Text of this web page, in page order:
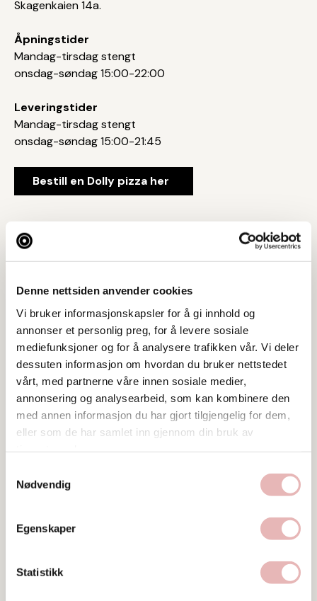
Denne nettsiden anvender cookies
Vi bruker informasjonskapsler for å gi innhold og
annonser et personlig preg, for å levere sosiale
mediefunksjoner og for å analysere trafikken vår. Vi deler
dessuten informasjon om hvordan du bruker nettstedet
vårt, med partnerne våre innen sosiale medier,
annonsering og analysearbeid, som kan kombinere den
med annen informasjon du har gjort tilgjengelig for dem,
eller som de har samlet inn gjennom din bruk av
Nødvendig
Egenskaper
Statistikk
Skagenkaien 14a.
Åpningstider
Mandag-tirsdag stengt
onsdag-søndag 15:00-22:00
Leveringstider
Mandag-tirsdag stengt
onsdag-søndag 15:00-21:45
Bestill en Dolly pizza her
Besøksadresse
Skagenkaien 14a, 4006 STAVANGER
Postadresse
c/o Dolly Dimples Haugesundsgata 7, 4014
STAVANGER
Web
Besøk nettside
Ta kontakt